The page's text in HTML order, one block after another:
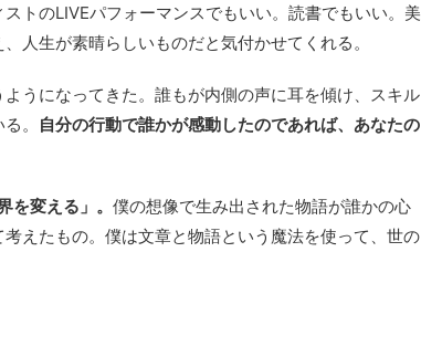
トのLIVEパフォーマンスでもいい。読書でもいい。美
人生が素晴らしいものだと気付かせてくれる。
うになってきた。誰もが内側の声に耳を傾け、スキル
。
自分の行動で誰かが感動したのであれば、あなたの
変える」。 僕の想像で生み出された物語が誰かの心
えたもの。僕は文章と物語という魔法を使って、世の